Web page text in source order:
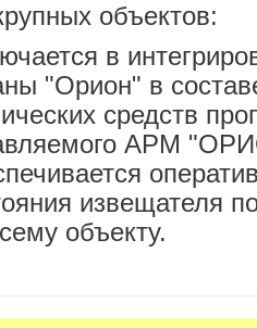
объектов:
в
"Орион" в
средств
АРМ
извещателя
объекту.